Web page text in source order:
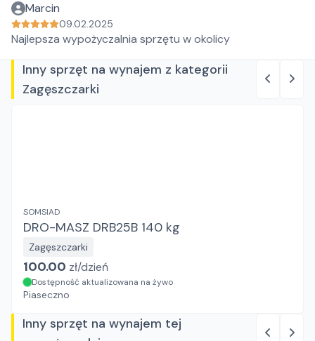
Marcin
09.02.2025
Najlepsza wypożyczalnia sprzętu w okolicy
Inny sprzęt na wynajem z kategorii
Zagęszczarki
SOMSIAD
DRO-MASZ DRB25B 140 kg
Zagęszczarki
100.00 zł/dzień
Dostępność aktualizowana na żywo
Piaseczno
Inny sprzęt na wynajem tej